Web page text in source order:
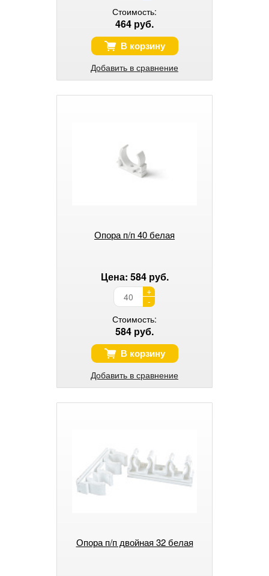
Стоимость:
464 руб.
В корзину
Добавить в сравнение
Опора п/п 40 белая
Цена: 584 руб.
+
-
Стоимость:
584 руб.
В корзину
Добавить в сравнение
Опора п/п двойная 32 белая